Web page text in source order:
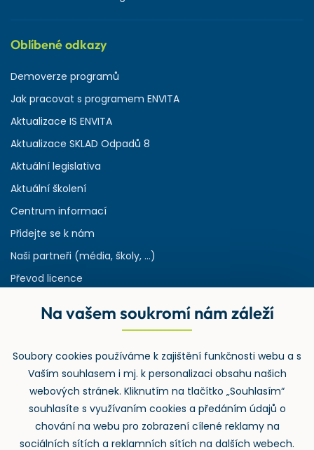
Oblíbené odkazy
Demoverze programů
Jak pracovat s programem ENVITA
Aktualizace IS ENVITA
Aktualizace SKLAD Odpadů 8
Aktuální legislativa
Aktuální školení
Centrum informací
Přidejte se k nám
Naši partneři (média, školy, ...)
Převod licence
Rejstřík používaných zkratek v odpadech
Zpětný odběr
Na vašem soukromí nám záleží
Soubory cookies používáme k zajištění funkčnosti webu a s
Vaším souhlasem i mj. k personalizaci obsahu našich
webových stránek. Kliknutím na tlačítko „Souhlasím“
souhlasíte s využívaním cookies a předáním údajů o
chování na webu pro zobrazení cílené reklamy na
sociálních sítích a reklamních sítích na dalších webech.